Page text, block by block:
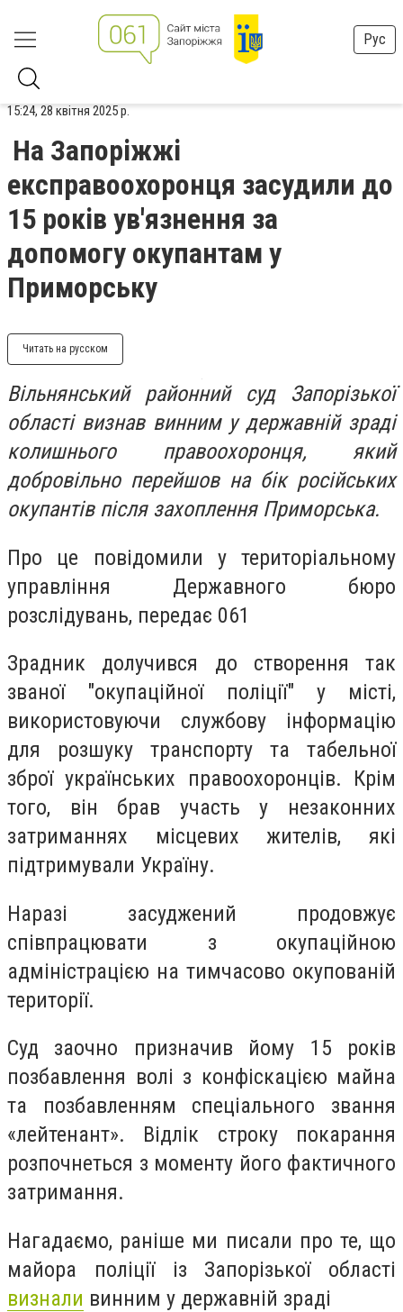
Рус
15:24, 28 квітня 2025 р.
На Запоріжжі
експравоохоронця засудили до
15 років ув'язнення за
допомогу окупантам у
Приморську
Читать на русском
Вільнянський районний суд Запорізької
області визнав винним у державній зраді
колишнього правоохоронця, який
добровільно перейшов на бік російських
окупантів після захоплення Приморська.
Про це повідомили у територіальному
управління Державного бюро
розслідувань, передає 061
Зрадник долучився до створення так
званої "окупаційної поліції" у місті,
використовуючи службову інформацію
для розшуку транспорту та табельної
зброї українських правоохоронців. Крім
того, він брав участь у незаконних
затриманнях місцевих жителів, які
підтримували Україну.
Наразі засуджений продовжує
співпрацювати з окупаційною
адміністрацією на тимчасово окупованій
території.
Суд заочно призначив йому 15 років
позбавлення волі з конфіскацією майна
та позбавленням спеціального звання
«лейтенант». Відлік строку покарання
розпочнеться з моменту його фактичного
затримання.
Нагадаємо, раніше ми писали про те, що
майора поліції із Запорізької області
визнали винним у державній зраді